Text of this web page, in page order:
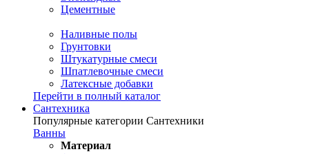
Цементные
Наливные полы
Грунтовки
Штукатурные смеси
Шпатлевочные смеси
Латексные добавки
Перейти в полный каталог
Сантехника
Популярные категории Сантехники
Ванны
Материал